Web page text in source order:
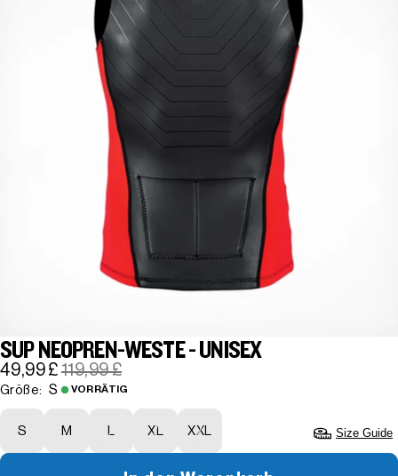
SUP NEOPREN-WESTE - UNISEX
49,99 £ 119,99 £
Größe: S VORRÄTIG
S M L XL XXL Size Guide